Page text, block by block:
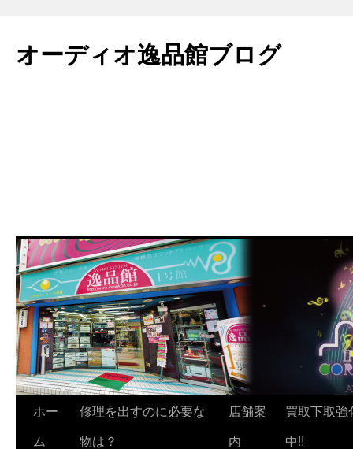
テ
ン
オーディオ逸品館ブログ
ホー
ム
修理を出すのに必要な
物は？
店舗案
内
買取下取強
中!!